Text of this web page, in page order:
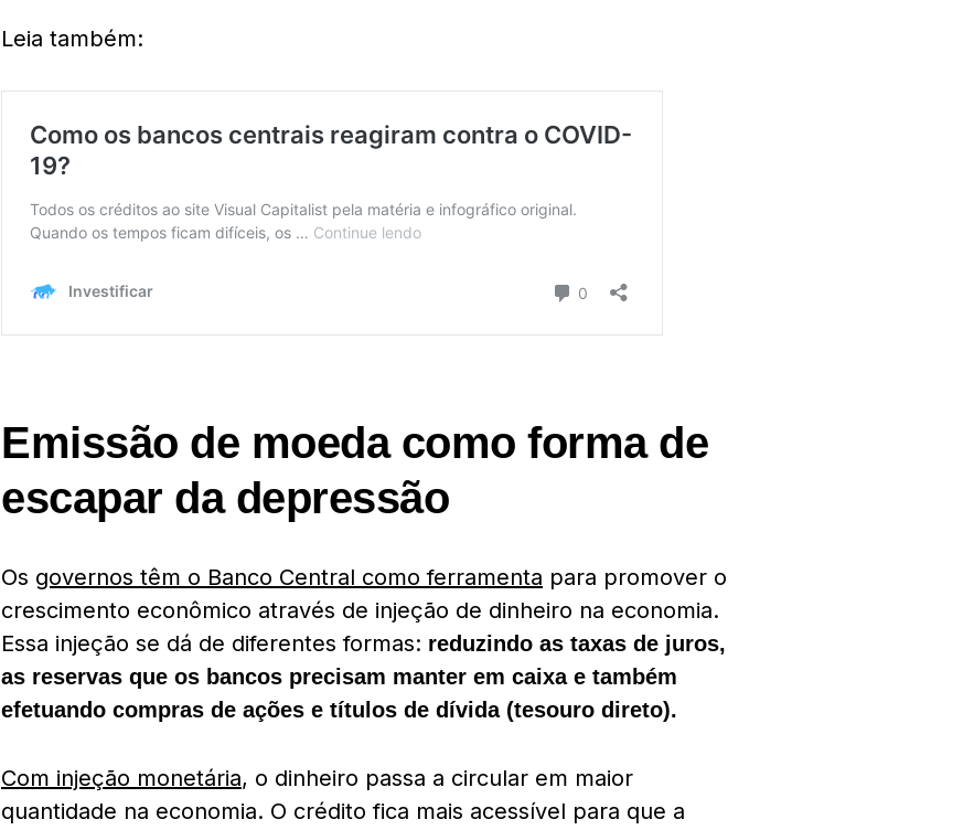
Leia também:
Emissão de moeda como forma de
escapar da depressão
Os governos têm o Banco Central como ferramenta para promover o
crescimento econômico através de injeção de dinheiro na economia.
Essa injeção se dá de diferentes formas: reduzindo as taxas de juros,
as reservas que os bancos precisam manter em caixa e também
efetuando compras de ações e títulos de dívida (tesouro direto).
Com injeção monetária, o dinheiro passa a circular em maior
quantidade na economia. O crédito fica mais acessível para que a